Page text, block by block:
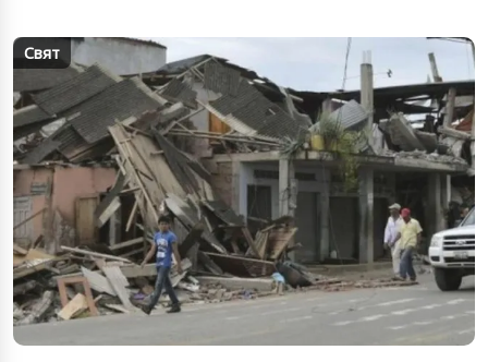
Свят